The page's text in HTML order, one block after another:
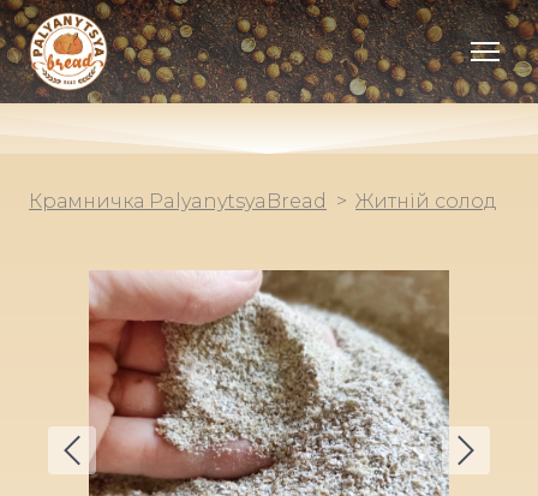
Крамничка PalyanytsyaBread Житній солод